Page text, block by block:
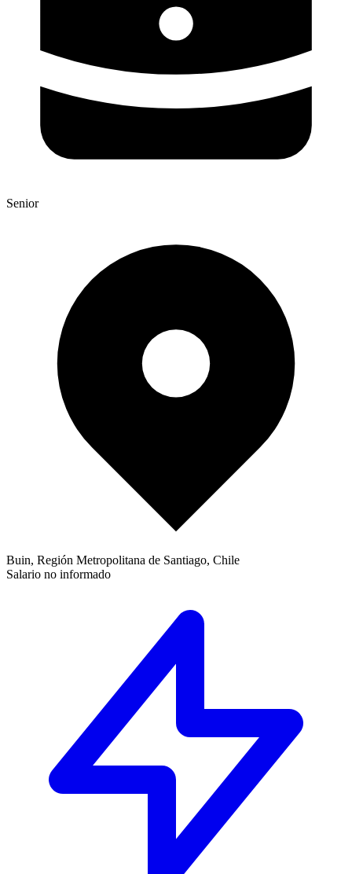
Senior
Buin, Región Metropolitana de Santiago, Chile
Salario no informado